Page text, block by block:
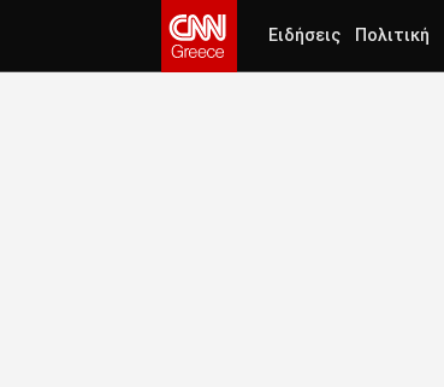
Ειδήσεις Πολιτική